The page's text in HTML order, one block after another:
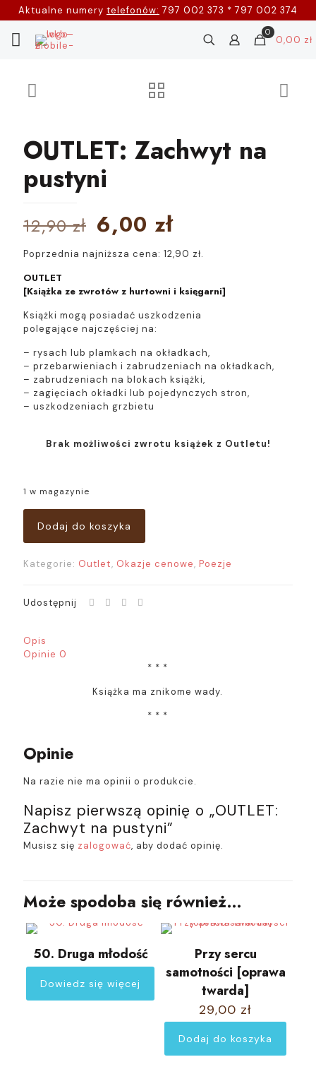
Aktualne numery telefonów: 797 002 373 * 797 002 374
0
0,00 zł
OUTLET: Zachwyt na
pustyni
12,90zł Pierwotna
cena
wynosiła:
12,90 zł.
6,00 złAktualna
cena
wynosi:
6,00 zł.
Poprzednia najniższa cena: 12,90 zł.
OUTLET
[Książka ze zwrotów z hurtowni i księgarni]
Książki mogą posiadać uszkodzenia
polegające najczęściej na:
– rysach lub plamkach na okładkach,
– przebarwieniach i zabrudzeniach na okładkach,
– zabrudzeniach na blokach książki,
– zagięciach okładki lub pojedynczych stron,
– uszkodzeniach grzbietu
Brak możliwości zwrotu książek z Outletu!
1 w magazynie
Dodaj do koszyka
Kategorie: Outlet, Okazje cenowe, Poezje
Udostępnij
Opis
Opinie 0
* * *
Książka ma znikome wady.
* * *
Opinie
Na razie nie ma opinii o produkcie.
Napisz pierwszą opinię o „OUTLET:
Zachwyt na pustyni”
Musisz się zalogować, aby dodać opinię.
Może spodoba się również…
50. Druga młodość
Dowiedz się więcej
Przy sercu
samotności [oprawa
twarda]
29,00 zł
Dodaj do koszyka